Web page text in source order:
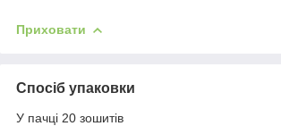
Приховати
Спосіб упаковки
У пачці 20 зошитів